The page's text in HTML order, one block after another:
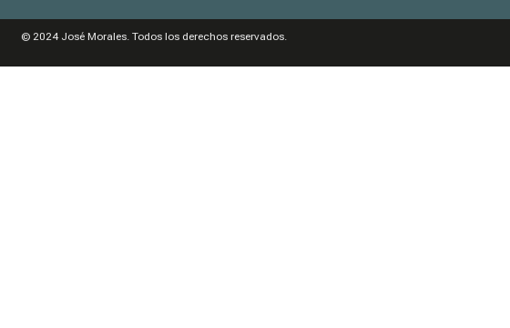
© 2024 José Morales. Todos los derechos reservados.